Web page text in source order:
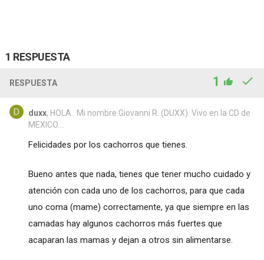
1 RESPUESTA
RESPUESTA 1
duxx, HOLA.. Mi nombre Giovanni R. (DUXX). Vivo en la CD de
MEXICO....
Felicidades por los cachorros que tienes.
Bueno antes que nada, tienes que tener mucho cuidado y
atención con cada uno de los cachorros, para que cada
uno coma (mame) correctamente, ya que siempre en las
camadas hay algunos cachorros más fuertes que
acaparan las mamas y dejan a otros sin alimentarse.